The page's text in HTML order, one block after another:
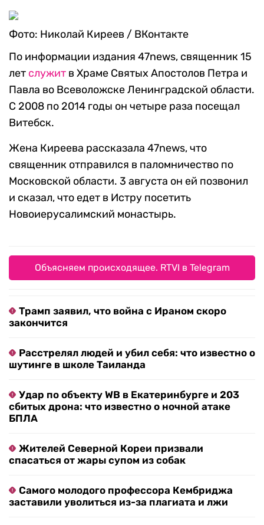
Фото: Николай Киреев / ВКонтакте
По информации издания 47news, священник 15
лет служит в Храме Святых Апостолов Петра и
Павла во Всеволожске Ленинградской области.
С 2008 по 2014 годы он четыре раза посещал
Витебск.
Жена Киреева рассказала 47news, что
священник отправился в паломничество по
Московской области. 3 августа он ей позвонил
и сказал, что едет в Истру посетить
Новоиерусалимский монастырь.
Объясняем происходящее. RTVI в Telegram
Трамп заявил, что война с Ираном скоро
закончится
Расстрелял людей и убил себя: что известно о
шутинге в школе Таиланда
Удар по объекту WB в Екатеринбурге и 203
сбитых дрона: что известно о ночной атаке
БПЛА
Жителей Северной Кореи призвали
спасаться от жары супом из собак
Самого молодого профессора Кембриджа
заставили уволиться из-за плагиата и лжи